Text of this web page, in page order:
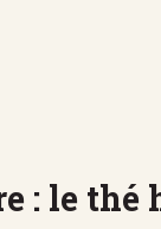
le thé